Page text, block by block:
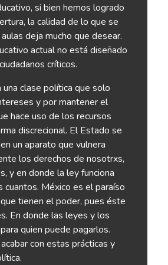
si bien hemos logrado
la calidad de lo que se
deja mucho que desear.
actual no está diseñado
críticos.
una clase política que solo
y por mantener el
hace uso de los recursos
discrecional. El Estado se
un aparato que vulnera
los derechos de nosotrxs,
y en donde la ley funciona
cuantos. México es el paraíso
tienen el poder, pues éste
En donde las leyes y los
quien puede pagarlos.
con estas prácticas y